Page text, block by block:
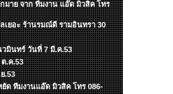
มาย จาก ทีมงาน แอ๊ด มิวสิค โทร
เยอะ ร้านรมณ์ดี รามอินทรา 30
วมินทร์ วันที่ 7 มี.ค.53
.ค.53
.53
ด ทีมงานแอ๊ด มิวสิค โทร 086-